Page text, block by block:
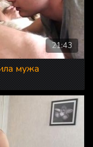
21:43
мужа